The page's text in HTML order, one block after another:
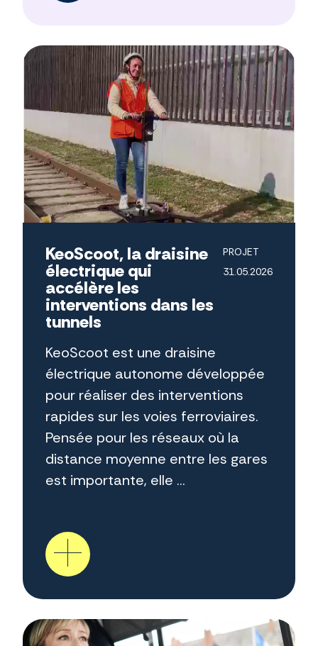
KeoScoot, la draisine
électrique qui
accélère les
interventions dans les
tunnels
PROJET
31.05.2026
KeoScoot est une draisine
électrique autonome développée
pour réaliser des interventions
rapides sur les voies ferroviaires.
Pensée pour les réseaux où la
distance moyenne entre les gares
est importante, elle ...